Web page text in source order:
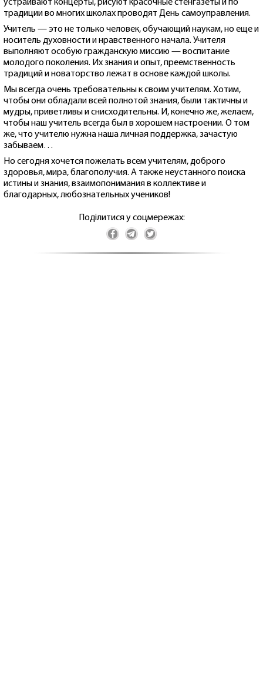
устраивают концерты, рисуют красочные стенгазеты и по
традиции во многих школах проводят День самоуправления.
Учитель — это не только человек, обучающий наукам, но еще и
носитель духовности и нравственного начала. Учителя
выполняют особую гражданскую миссию — воспитание
молодого поколения. Их знания и опыт, преемственность
традиций и новаторство лежат в основе каждой школы.
Мы всегда очень требовательны к своим учителям. Хотим,
чтобы они обладали всей полнотой знания, были тактичны и
мудры, приветливы и снисходительны. И, конечно же, желаем,
чтобы наш учитель всегда был в хорошем настроении. О том
же, что учителю нужна наша личная поддержка, зачастую
забываем…
Но сегодня хочется пожелать всем учителям, доброго
здоровья, мира, благополучия. А также неустанного поиска
истины и знания, взаимопонимания в коллективе и
благодарных, любознательных учеников!
Поділитися у соцмережах: